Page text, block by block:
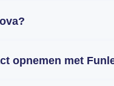
opnemen met